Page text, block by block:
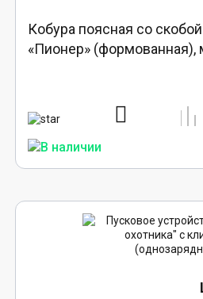
Кобура поясная со
«Пионер» (формованная),